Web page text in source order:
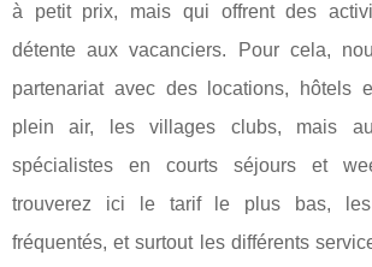
à petit prix, mais qui offrent des
détente aux vacanciers. Pour cela,
partenariat avec des locations, hôtels
plein air, les villages clubs, mais
spécialistes en courts séjours et
trouverez ici le tarif le plus bas,
fréquentés, et surtout les différents